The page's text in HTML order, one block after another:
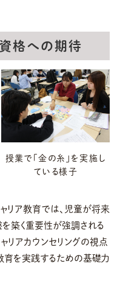
格への期待
授業で「金の糸」を実施し
ている様子
リア教育では、児童が将来
築く重要性が強調される
リアカウンセリングの視点
育を実践するための基礎力